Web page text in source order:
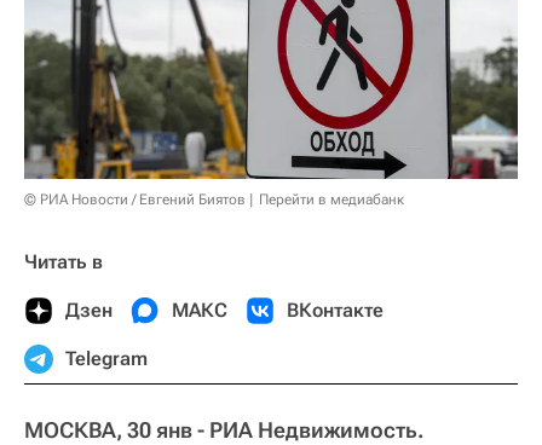
© РИА Новости / Евгений Биятов Перейти в медиабанк
Читать в
Дзен МАКС ВКонтакте
Telegram
МОСКВА, 30 янв - РИА Недвижимость.